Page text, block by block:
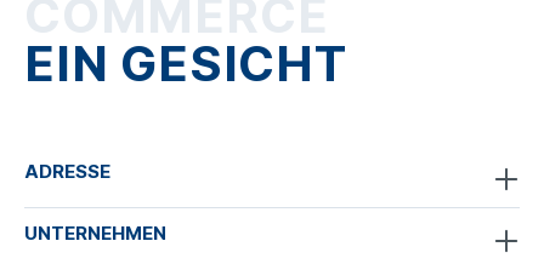
COMMERCE
EIN GESICHT
ADRESSE
UNTERNEHMEN